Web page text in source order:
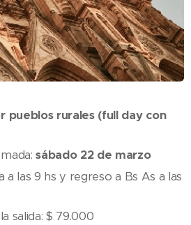
pueblos rurales (full day con
sábado22 de marzo
a las 9 hs y regreso a Bs As a las
salida: $ 79.000